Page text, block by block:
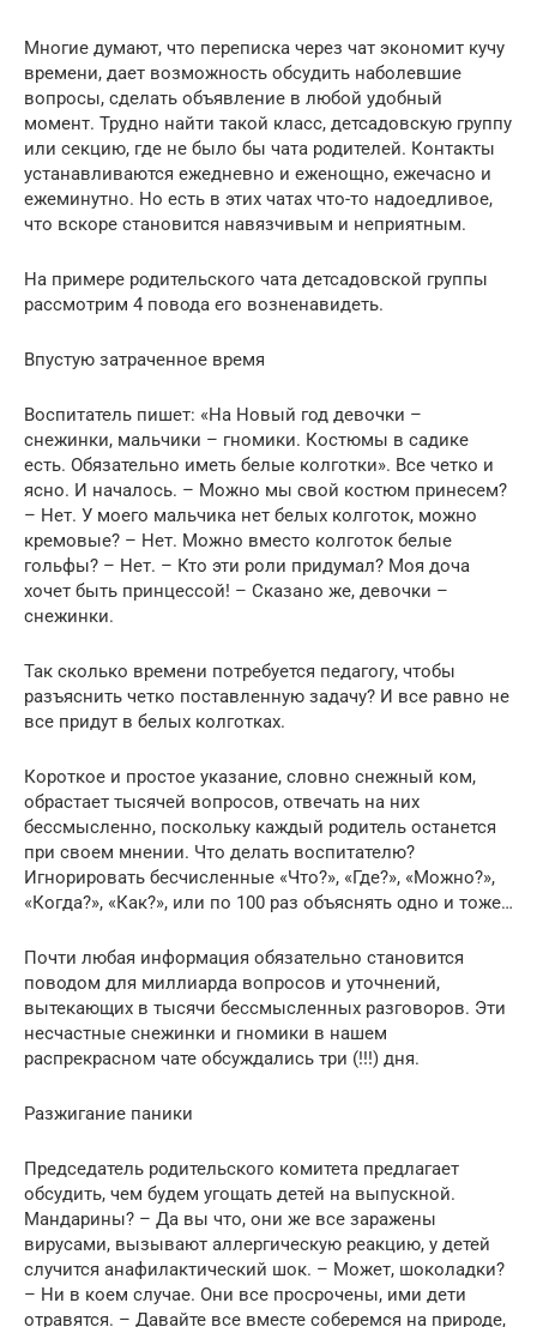
Многие думают, что переписка через чат экономит кучу
времени, дает возможность обсудить наболевшие
вопросы, сделать объявление в любой удобный
момент. Трудно найти такой класс, детсадовскую группу
или секцию, где не было бы чата родителей. Контакты
устанавливаются ежедневно и еженощно, ежечасно и
ежеминутно. Но есть в этих чатах что-то надоедливое,
что вскоре становится навязчивым и неприятным.
На примере родительского чата детсадовской группы
рассмотрим 4 повода его возненавидеть.
Впустую затраченное время
Воспитатель пишет: «На Новый год девочки –
снежинки, мальчики – гномики. Костюмы в садике
есть. Обязательно иметь белые колготки». Все четко и
ясно. И началось. – Можно мы свой костюм принесем?
– Нет. У моего мальчика нет белых колготок, можно
кремовые? – Нет. Можно вместо колготок белые
гольфы? – Нет. – Кто эти роли придумал? Моя доча
хочет быть принцессой! – Сказано же, девочки –
снежинки.
Так сколько времени потребуется педагогу, чтобы
разъяснить четко поставленную задачу? И все равно не
все придут в белых колготках.
Короткое и простое указание, словно снежный ком,
обрастает тысячей вопросов, отвечать на них
бессмысленно, поскольку каждый родитель останется
при своем мнении. Что делать воспитателю?
Игнорировать бесчисленные «Что?», «Где?», «Можно?»,
«Когда?», «Как?», или по 100 раз объяснять одно и тоже…
Почти любая информация обязательно становится
поводом для миллиарда вопросов и уточнений,
вытекающих в тысячи бессмысленных разговоров. Эти
несчастные снежинки и гномики в нашем
распрекрасном чате обсуждались три (!!!) дня.
Разжигание паники
Председатель родительского комитета предлагает
обсудить, чем будем угощать детей на выпускной.
Мандарины? – Да вы что, они же все заражены
вирусами, вызывают аллергическую реакцию, у детей
случится анафилактический шок. – Может, шоколадки?
– Ни в коем случае. Они все просрочены, ими дети
отравятся. – Давайте все вместе соберемся на природе,